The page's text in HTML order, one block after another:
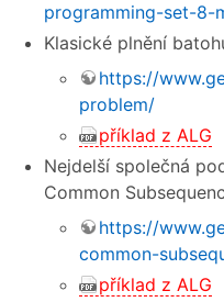
programming-set-8-
Klasické plnění
https://
problem/
příklad z ALG
Nejdelší společná
Common
https://
common-
příklad z ALG